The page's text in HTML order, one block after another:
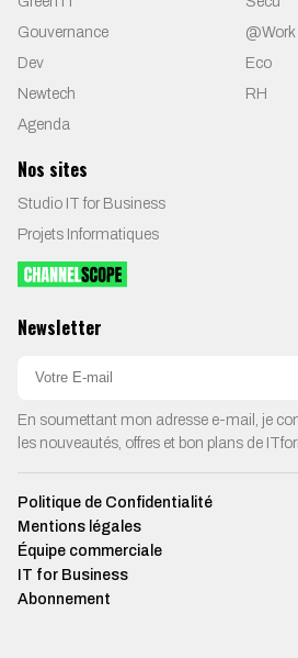
Gouvernance
@Work
Dev
Eco
Newtech
RH
Agenda
Nos sites
Studio IT for Business
Projets Informatiques
Newsletter
En soumettant mon adresse e-mail, je
les nouveautés, offres et bon plans de
Politique de Confidentialité
Mentions légales
Équipe commerciale
IT for Business
Abonnement